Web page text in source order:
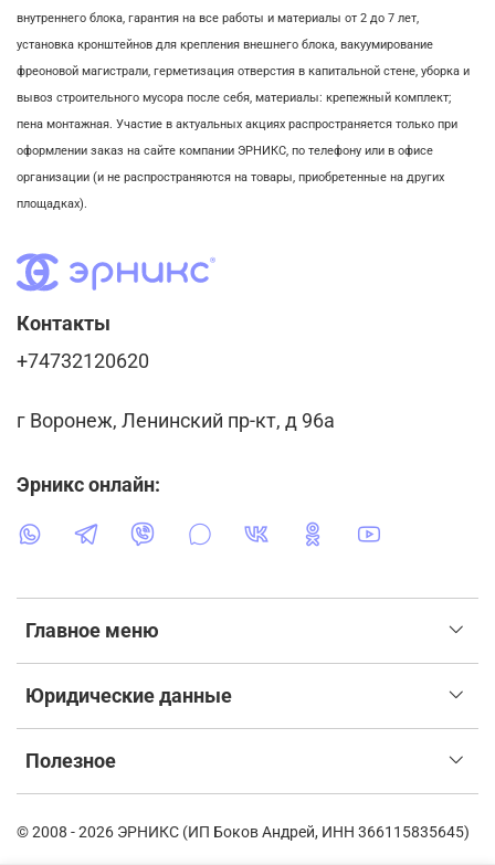
внутреннего блока, гарантия на все работы и материалы от 2 до 7 лет,
установка кронштейнов для крепления внешнего блока, вакуумирование
фреоновой магистрали, герметизация отверстия в капитальной стене, уборка и
вывоз строительного мусора после себя, материалы: крепежный комплект;
пена монтажная. Участие в актуальных акциях распространяется только при
оформлении заказ на сайте компании ЭРНИКС, по телефону или в офисе
организации (и не распространяются на товары, приобретенные на других
площадках).
Главное меню
Юридические данные
Полезное
Контакты
+74732120620
г Воронеж, Ленинский пр-кт, д 96а
Эрникс онлайн:
© 2008 - 2026 ЭРНИКС (ИП Боков Андрей, ИНН 366115835645)